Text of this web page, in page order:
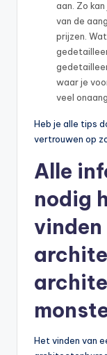
aan. Zo
van de
prijzen.
waar je
veel
Heb je alle tips
vertrouwen op
Alle
nodig
vinden
Het vinden van